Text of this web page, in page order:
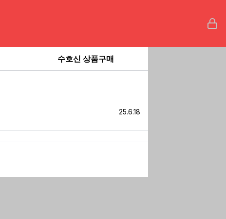
수호신 상품구매
25.6.18